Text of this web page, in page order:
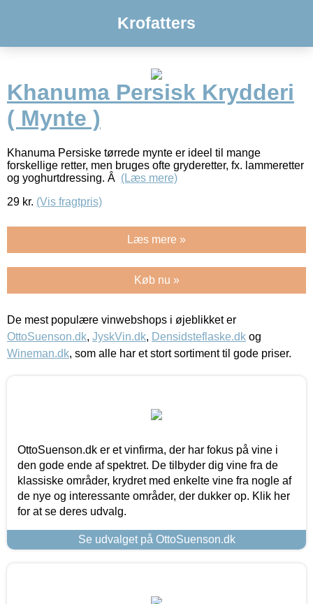
Krofatters
Khanuma Persisk Krydderi
( Mynte )
Khanuma Persiske tørrede mynte er ideel til mange
forskellige retter, men bruges ofte gryderetter, fx. lammeretter
og yoghurtdressing. Â (Læs mere)
29 kr. (Vis fragtpris)
Læs mere »
Køb nu »
De mest populære vinwebshops i øjeblikket er
OttoSuenson.dk, JyskVin.dk, Densidsteflaske.dk og
Wineman.dk, som alle har et stort sortiment til gode priser.
OttoSuenson.dk er et vinfirma, der har fokus på vine i
den gode ende af spektret. De tilbyder dig vine fra de
klassiske områder, krydret med enkelte vine fra nogle af
de nye og interessante områder, der dukker op. Klik her
for at se deres udvalg.
Se udvalget på OttoSuenson.dk